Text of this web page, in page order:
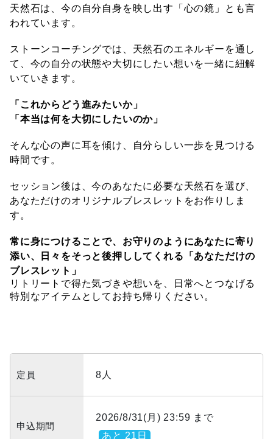
天然石は、今の自分自身を映し出す「心の鏡」とも言
われています。
ストーンコーチングでは、天然石のエネルギーを通し
て、今の自分の状態や大切にしたい想いを一緒に紐解
いていきます。
「これからどう進みたいか」
「本当は何を大切にしたいのか」
そんな心の声に耳を傾け、自分らしい一歩を見つける
時間です。
セッション後は、今のあなたに必要な天然石を選び、
あなただけのオリジナルブレスレットをお作りしま
す。
常に身につけることで、お守りのようにあなたに寄り
添い、日々をそっと後押ししてくれる「あなただけの
ブレスレット」
リトリートで得た気づきや想いを、日常へとつなげる
特別なアイテムとしてお持ち帰りください。
定員 8人
申込期間
2026/8/31(月) 23:59 まで
あと 21日